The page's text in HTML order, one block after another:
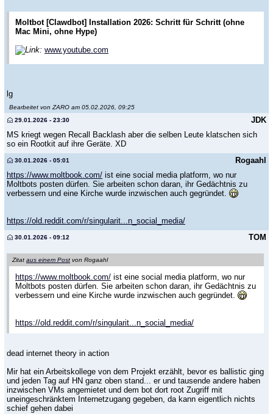
Moltbot [Clawdbot] Installation 2026: Schritt für Schritt (ohne
Mac Mini, ohne Hype)
Link: www.youtube.com
lg
Bearbeitet von ZARO am 05.02.2026, 09:25
JDK
29.01.2026 - 23:30
MS kriegt wegen Recall Backlash aber die selben Leute klatschen sich
so ein Rootkit auf ihre Geräte. XD
Rogaahl
30.01.2026 - 05:01
https://www.moltbook.com/ ist eine social media platform, wo nur
Moltbots posten dürfen. Sie arbeiten schon daran, ihr Gedächtnis zu
verbessern und eine Kirche wurde inzwischen auch gegründet.
https://old.reddit.com/r/singularit...n_social_media/
TOM
30.01.2026 - 09:12
Zitat aus einem Post von Rogaahl
https://www.moltbook.com/ ist eine social media platform, wo nur
Moltbots posten dürfen. Sie arbeiten schon daran, ihr Gedächtnis zu
verbessern und eine Kirche wurde inzwischen auch gegründet.
https://old.reddit.com/r/singularit...n_social_media/
dead internet theory in action
Mir hat ein Arbeitskollege von dem Projekt erzählt, bevor es ballistic ging
und jeden Tag auf HN ganz oben stand... er und tausende andere haben
inzwischen VMs angemietet und dem bot dort root Zugriff mit
uneingeschränktem Internetzugang gegeben, da kann eigentlich nichts
schief gehen dabei